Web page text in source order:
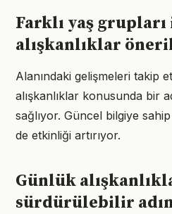
Farklı yaş
alışkanlıklar
Alanındaki gelişmeleri takip
alışkanlıklar konusunda bir
sağlıyor. Güncel bilgiye
de etkinliği artırıyor.
Günlük
sürdürülebilir